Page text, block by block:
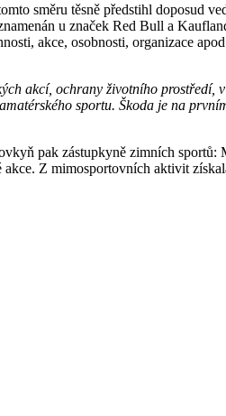
směru těsně předstihl doposud
u značek Red Bull a
akce, osobnosti, organizace
akcí, ochrany životního prostředí,
sportu. Škoda je na
pak zástupkyně zimních
Z mimosportovních aktivit